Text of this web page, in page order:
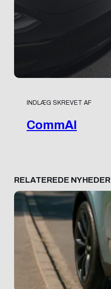
INDLÆG SKREVET AF
CommAI
RELATEREDE NYHEDER